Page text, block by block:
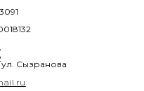
ул. Сызранова